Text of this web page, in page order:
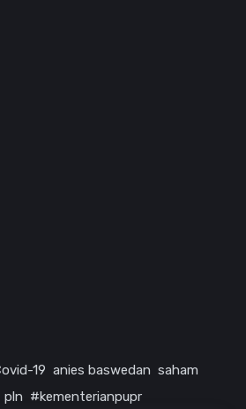
19 anies baswedan saham
pln #kementerianpupr